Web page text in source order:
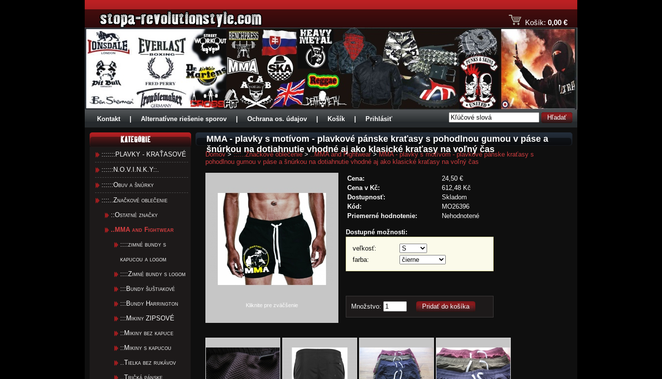
Košík: 0,00 €
Kontakt Alternatívne riešenie sporov Ochrana os. údajov Košík Prihlásiť Hľadať
:::::::PLAVKY - KRAŤASOVÉ
::::::N.O.V.I.N.K.Y::.
::::::Obuv a šnúrky
::::..Značkové oblečenie
::Ostatné značky
..MMA and Fightwear
::::zimné bundy s
kapucou a logom
::::Zimné bundy s logom
:::Bundy šuštiakové
:::Bundy Harrington
:::Mikiny ZIPSOVÉ
::Mikiny bez kapuce
::Mikiny s kapucou
..Tielka bez rukávov
..Tričká pánske
MMA - plavky s motívom - plavkové pánske kraťasy s pohodlnou gumou v páse a
šnúrkou na dotiahnutie vhodné aj ako klasické kraťasy na voľný čas
Domov>::::..Značkové oblečenie>..MMA and Fightwear>MMA - plavky s motívom - plavkové pánske kraťasy s
pohodlnou gumou v páse a šnúrkou na dotiahnutie vhodné aj ako klasické kraťasy na voľný čas
Kliknite pre zväčšenie
Cena:
24,50 €
Cena v Kč:
612,48 Kč
Dostupnosť:
Skladom
Kód:
MO26396
Priemerné hodnotenie:
Nehodnotené
Dostupné možnosti:
veľkosť:
farba:
Množstvo: Pridať do košíka